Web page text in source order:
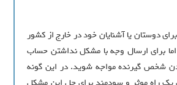
دوستان یا آشنایان خود در خارج از کشور
اما برای ارسال وجه با مشکل نداشتن حساب
شخص گیرنده مواجه شوید. در این گونه